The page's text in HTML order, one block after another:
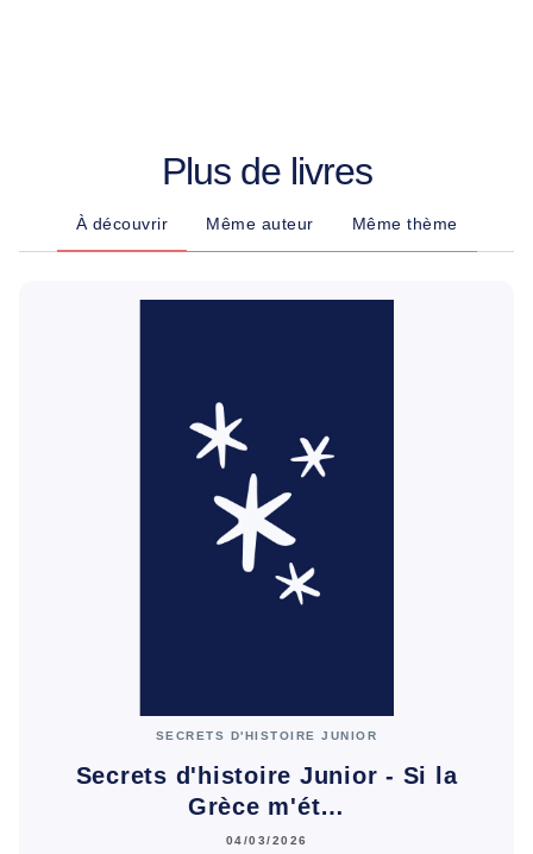
Plus de livres
À découvrir Même auteur Même thème
SECRETS D'HISTOIRE JUNIOR
Secrets d'histoire Junior - Si la
Grèce m'ét…
04/03/2026